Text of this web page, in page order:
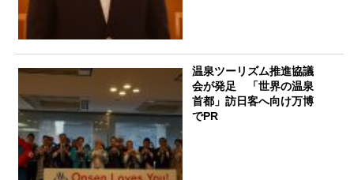
温泉ツーリズム推進協議
会が発足 「世界の温泉
首都」訪日客へ向け万博
でPR